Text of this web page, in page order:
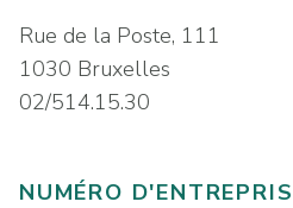
Rue de la Poste, 111
1030 Bruxelles
02/514.15.30
NUMÉRO